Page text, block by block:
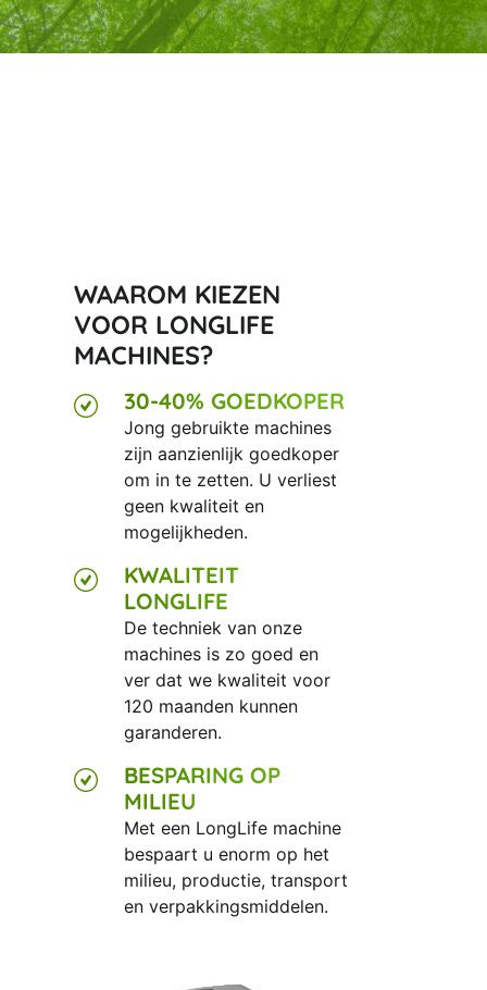
WAAROM KIEZEN
VOOR LONGLIFE
MACHINES?
30-40% GOEDKOPER
Jong gebruikte machines
zijn aanzienlijk goedkoper
om in te zetten. U verliest
geen kwaliteit en
mogelijkheden.
KWALITEIT
LONGLIFE
De techniek van onze
machines is zo goed en
ver dat we kwaliteit voor
120 maanden kunnen
garanderen.
BESPARING OP
MILIEU
Met een LongLife machine
bespaart u enorm op het
milieu, productie, transport
en verpakkingsmiddelen.